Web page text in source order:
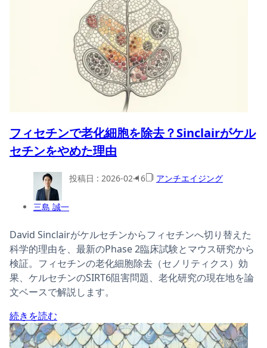
フィセチンで老化細胞を除去？Sinclairがケル
セチンをやめた理由
三島 誠一
投稿日 : 2026-02-16 アンチエイジング
David Sinclairがケルセチンからフィセチンへ切り替えた
科学的理由を、最新のPhase 2臨床試験とマウス研究から
検証。フィセチンの老化細胞除去（セノリティクス）効
果、ケルセチンのSIRT6阻害問題、老化研究の現在地を論
文ベースで解説します。
続きを読む